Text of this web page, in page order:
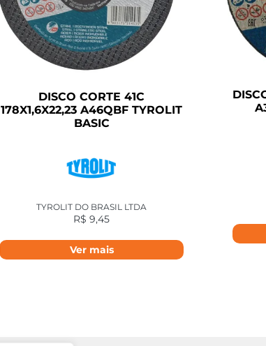
DISCO CORTE 41C
178X1,6X22,23 A46QBF TYROLIT
BASIC
TYROLIT DO BRASIL LTDA
R$ 9,45
Ver mais